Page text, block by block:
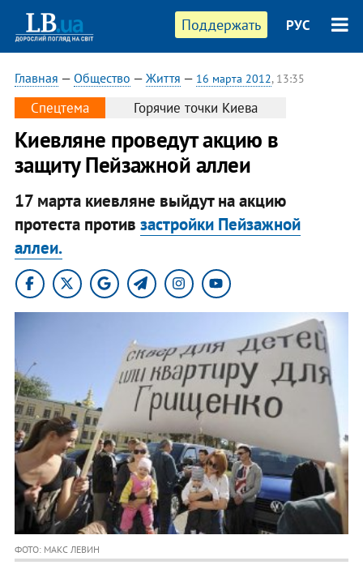
Поддержать РУС
Главная — Общество — Життя — 16 марта 2012, 13:35
Спецтема Горячие точки Киева
Киевляне проведут акцию в
защиту Пейзажной аллеи
17 марта киевляне выйдут на акцию
протеста против застройки Пейзажной
аллеи.
ФОТО: МАКС ЛЕВИН